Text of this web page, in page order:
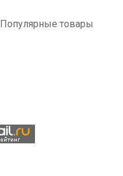
Популярные товары